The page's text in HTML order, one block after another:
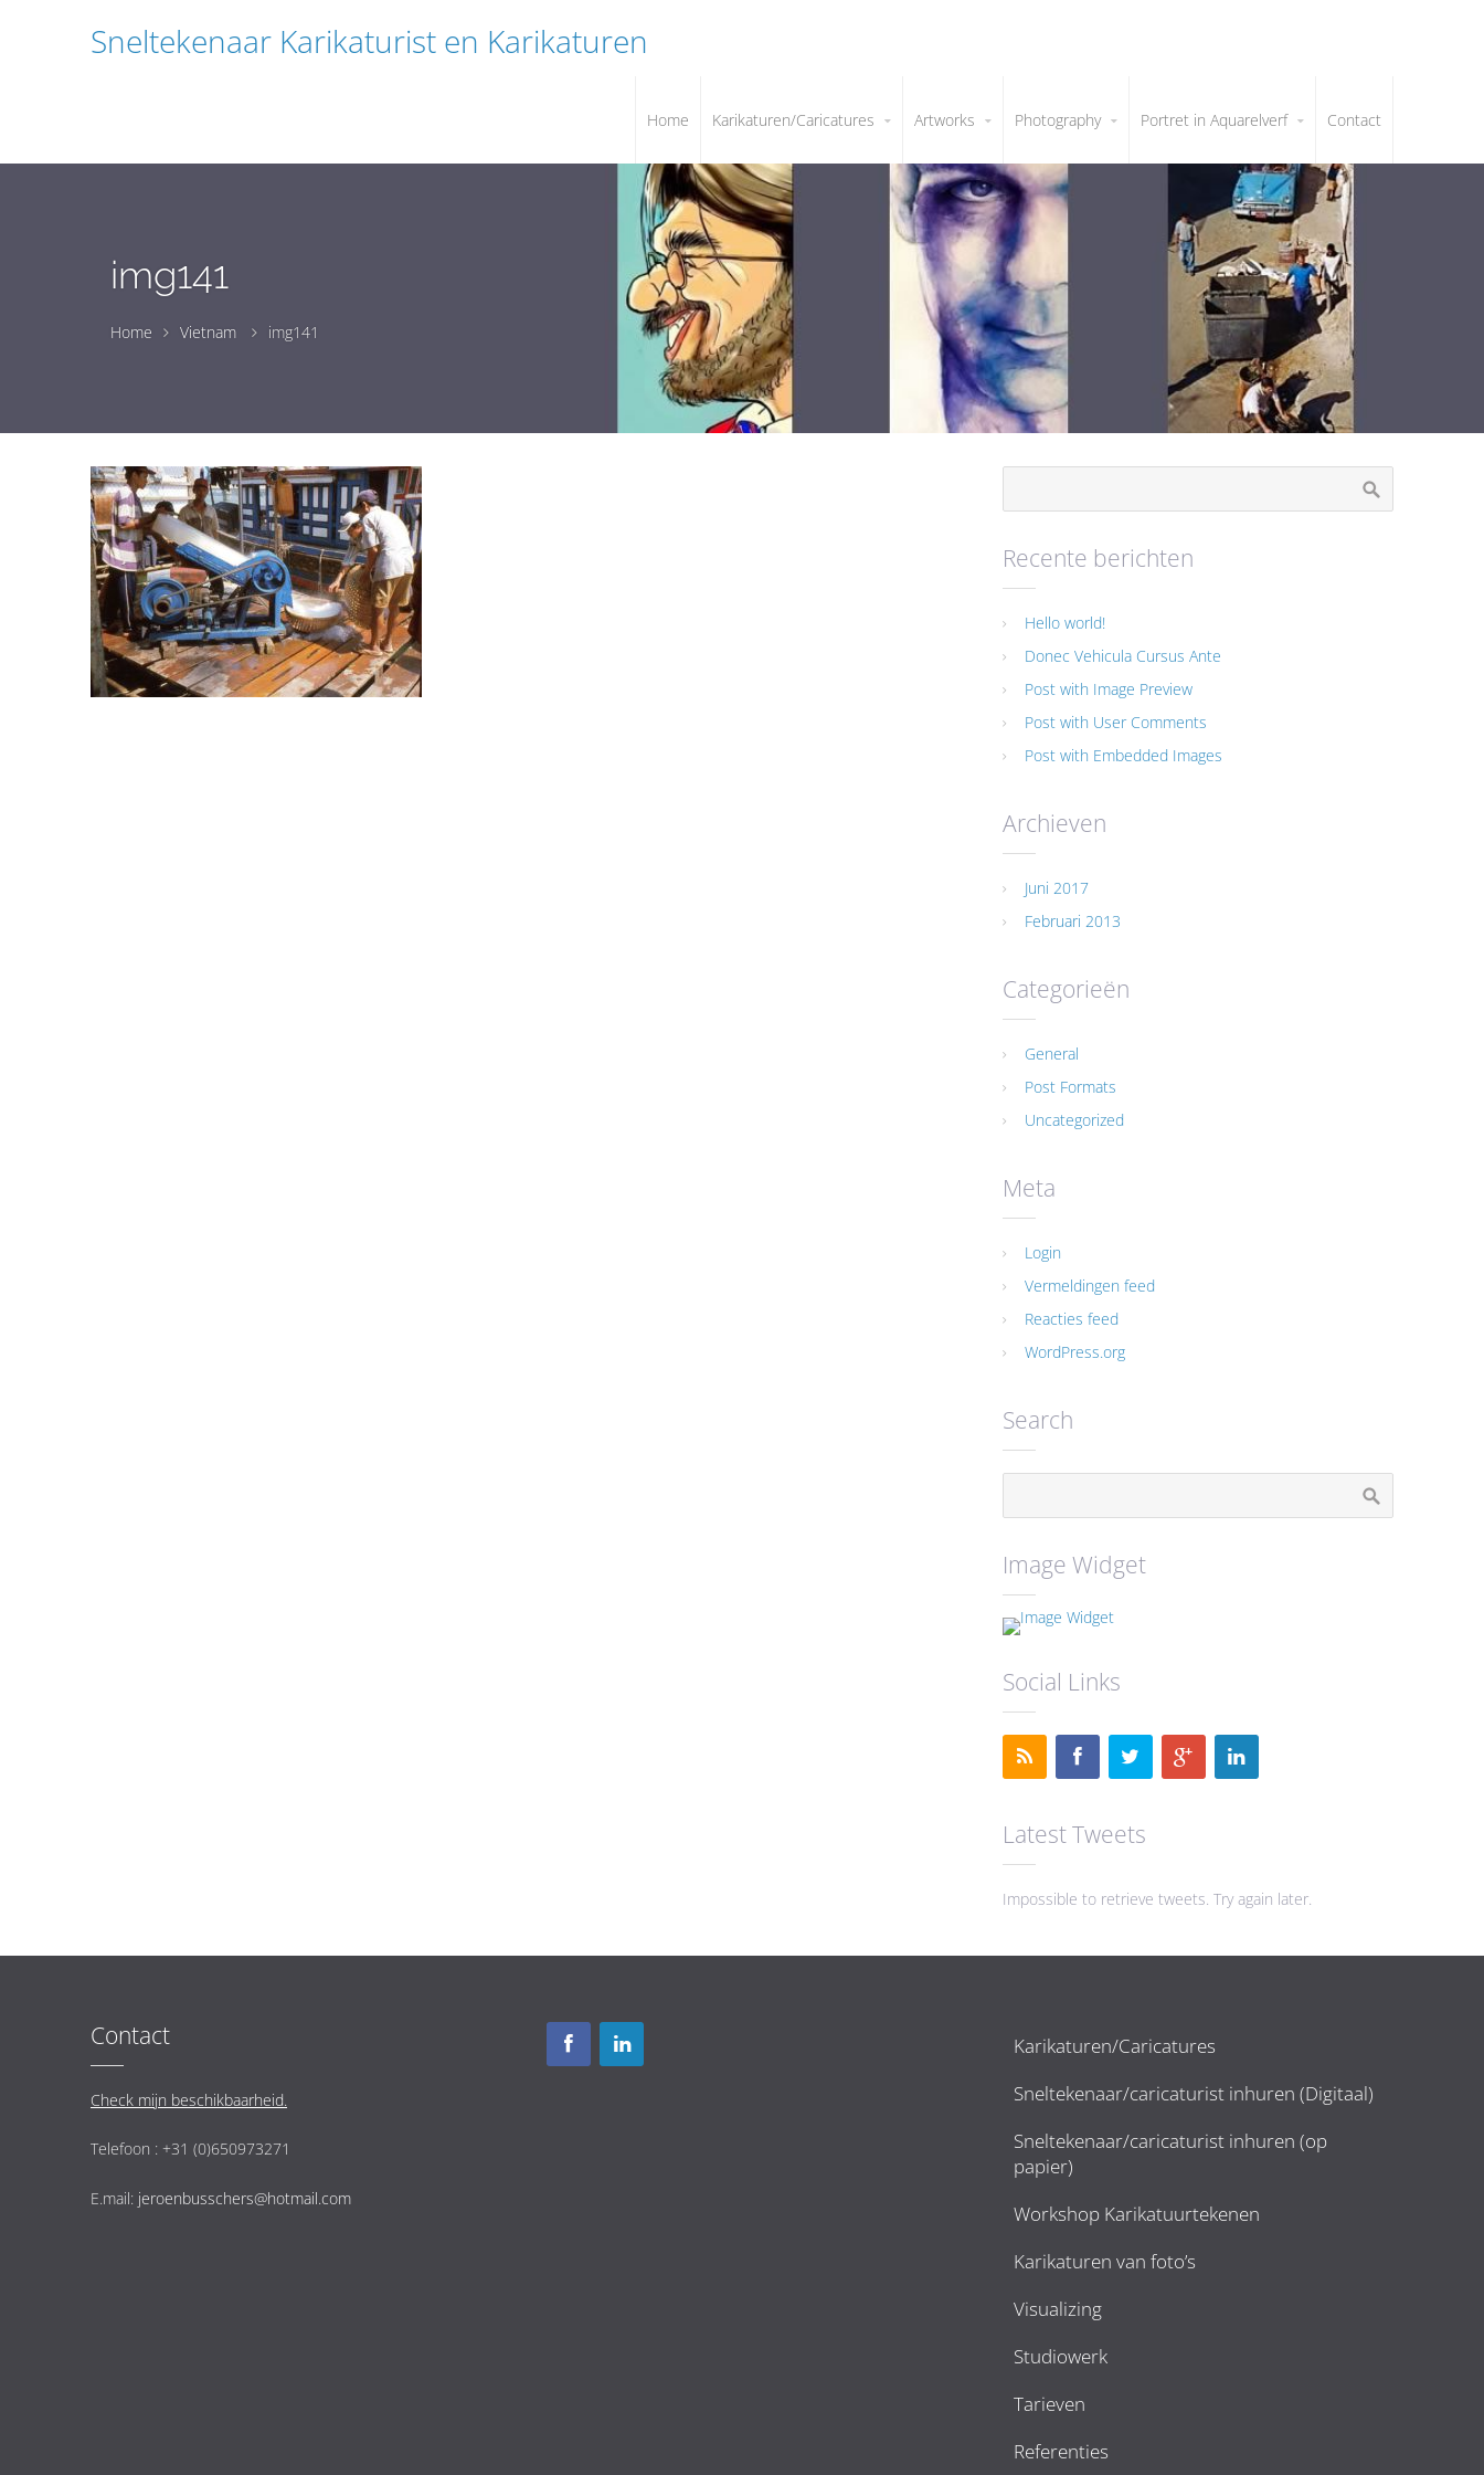
Sneltekenaar Karikaturist en Karikaturen
Home Karikaturen/Caricatures Artworks Photography Portret in Aquarelverf Contact
img141
Home Vietnam img141
Recente berichten
Hello world!
Donec Vehicula Cursus Ante
Post with Image Preview
Post with User Comments
Post with Embedded Images
Archieven
Juni 2017
Februari 2013
Categorieën
General
Post Formats
Uncategorized
Meta
Login
Vermeldingen feed
Reacties feed
WordPress.org
Search
Image Widget
Social Links
Latest Tweets
Impossible to retrieve tweets. Try again later.
Contact
Check mijn beschikbaarheid.
Telefoon : +31 (0)650973271
E.mail: jeroenbusschers@hotmail.com
Karikaturen/Caricatures
Sneltekenaar/caricaturist inhuren (Digitaal)
Sneltekenaar/caricaturist inhuren (op
papier)
Workshop Karikatuurtekenen
Karikaturen van foto’s
Visualizing
Studiowerk
Tarieven
Referenties